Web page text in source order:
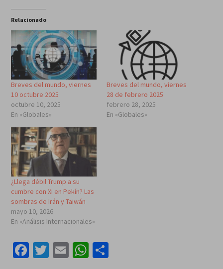
Relacionado
Breves del mundo, viernes
10 octubre 2025
octubre 10, 2025
En «Globales»
Breves del mundo, viernes
28 de febrero 2025
febrero 28, 2025
En «Globales»
¿Llega débil Trump a su
cumbre con Xi en Pekín? Las
sombras de Irán y Taiwán
mayo 10, 2026
En «Análisis Internacionales»
Facebook
Twitter
EmailWhatsApp
Compartir